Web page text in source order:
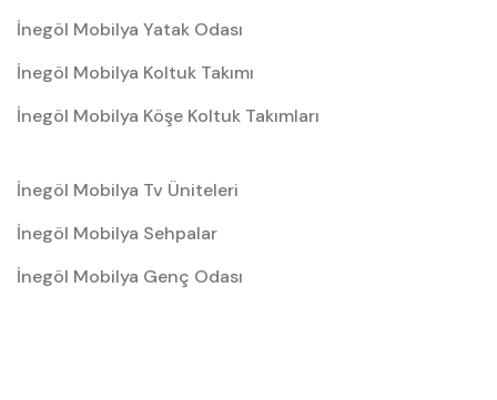
İnegöl Mobilya Yatak Odası
İnegöl Mobilya Koltuk Takımı
İnegöl Mobilya Köşe Koltuk Takımları
İnegöl Mobilya Tv Üniteleri
İnegöl Mobilya Sehpalar
İnegöl Mobilya Genç Odası